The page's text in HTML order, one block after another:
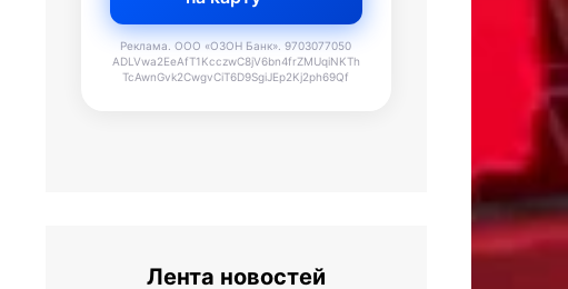
Реклама. ООО «ОЗОН Банк». 9703077050
ADLVwa2EeAfT1KcczwC8jV6bn4frZMUqiNKTh
TcAwnGvk2CwgvCiT6D9SgiJEp2Kj2ph69Qf
Лента новостей